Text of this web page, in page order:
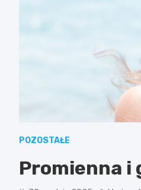
POZOSTAŁE
Promienna i